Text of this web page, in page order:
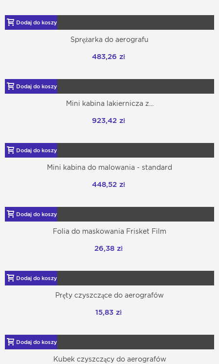
Dodaj do koszyka
Sprężarka do aerografu
483,26 zł
Dodaj do koszyka
Mini kabina lakiernicza z...
923,42 zł
Dodaj do koszyka
Mini kabina do malowania - standard
448,52 zł
Dodaj do koszyka
Folia do maskowania Frisket Film
26,38 zł
Dodaj do koszyka
Pręty czyszczące do aerografów
15,83 zł
Dodaj do koszyka
Kubek czyszczący do aerografów